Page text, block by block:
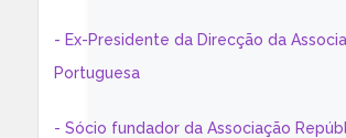
- Ex-Presidente da Direcção da
Portuguesa
- Sócio fundador da Associação